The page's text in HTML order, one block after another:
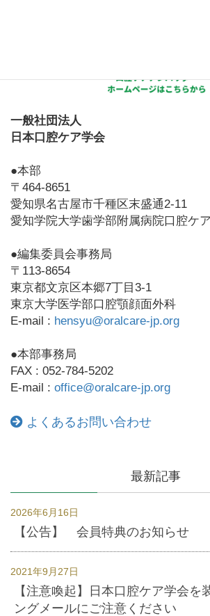
一般社団法人
日本口腔ケア学会
●本部
〒464-8651
愛知県名古屋市千種区末盛通2-11
愛知学院大学歯学部附属病院口腔ケ
●編集委員会事務局
〒113-8654
東京都文京区本郷7丁目3-1
東京大学医学部口腔顎顔面外科
E-mail : hensyu@oralcare-jp.org
●本部事務局
FAX : 052-784-5202
E-mail : office@oralcare-jp.org
よくあるお問い合わせ
最新記事
2026年6月16日
【公告】 会員特典のお知らせ
2021年9月27日
【注意喚起】日本口腔ケア学会を
ングメールにご注意ください